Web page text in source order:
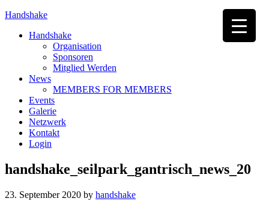
Handshake
Handshake
Organisation
Sponsoren
Mitglied Werden
News
MEMBERS FOR MEMBERS
Events
Galerie
Netzwerk
Kontakt
Login
handshake_seilpark_gantrisch_news_20
23. September 2020 by handshake